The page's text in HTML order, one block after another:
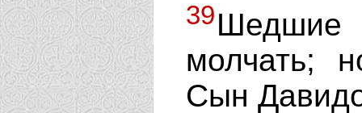
39Шедшие
молчать;
Сын